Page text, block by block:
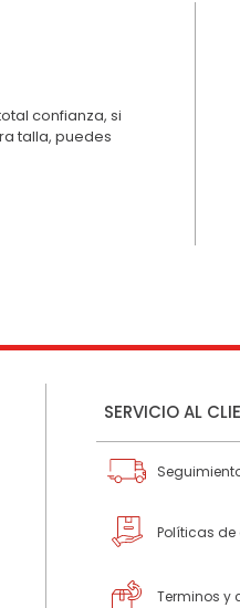
confianza, si
talla, puedes
SERVICIO AL
Políticas de
Terminos y